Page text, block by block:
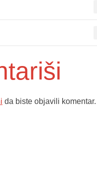
da biste objavili komentar.